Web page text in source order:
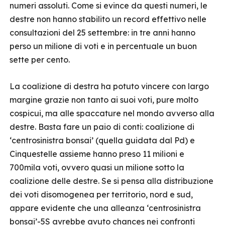
numeri assoluti. Come si evince da questi numeri, le
destre non hanno stabilito un record effettivo nelle
consultazioni del 25 settembre: in tre anni hanno
perso un milione di voti e in percentuale un buon
sette per cento.
La coalizione di destra ha potuto vincere con largo
margine grazie non tanto ai suoi voti, pure molto
cospicui, ma alle spaccature nel mondo avverso alla
destre. Basta fare un paio di conti: coalizione di
‘centrosinistra bonsai’ (quella guidata dal Pd) e
Cinquestelle assieme hanno preso 11 milioni e
700mila voti, ovvero quasi un milione sotto la
coalizione delle destre. Se si pensa alla distribuzione
dei voti disomogenea per territorio, nord e sud,
appare evidente che una alleanza ‘centrosinistra
bonsai’-5S avrebbe avuto chances nei confronti